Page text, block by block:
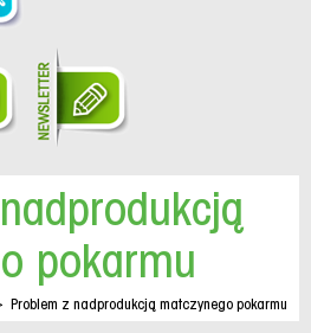
pokarmu
Problem z nadprodukcją matczynego pokarmu